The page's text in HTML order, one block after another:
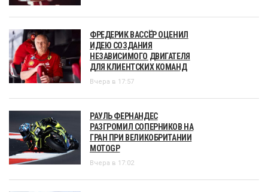
ФРЕДЕРИК ВАССЁР ОЦЕНИЛ
ИДЕЮ СОЗДАНИЯ
НЕЗАВИСИМОГО ДВИГАТЕЛЯ
ДЛЯ КЛИЕНТСКИХ КОМАНД
Вчера в 17:57
РАУЛЬ ФЕРНАНДЕС
РАЗГРОМИЛ СОПЕРНИКОВ НА
ГРАН ПРИ ВЕЛИКОБРИТАНИИ
MOTOGP
Вчера в 17:02